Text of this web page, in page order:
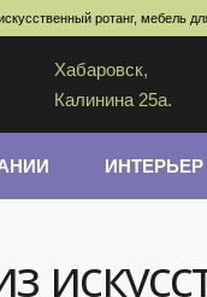
ротанг, мебель
Хабаровск,
Калинина 25а.
ИНТЕРЬЕР